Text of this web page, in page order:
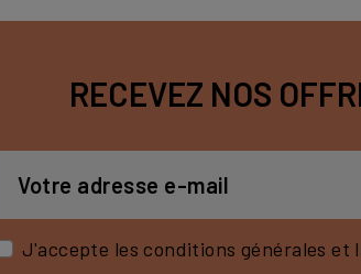
RECEVEZ NOS
J'accepte les conditions générales